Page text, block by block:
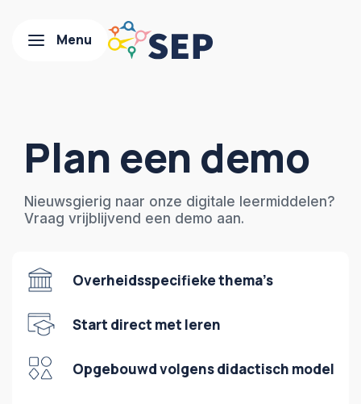
Plan een demo
Nieuwsgierig naar onze digitale leermiddelen?
Vraag vrijblijvend een demo aan.
Overheidsspecifieke thema’s
Start direct met leren
Opgebouwd volgens didactisch model